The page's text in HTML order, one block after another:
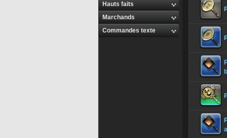
Hauts faits
Marchands
Commandes texte